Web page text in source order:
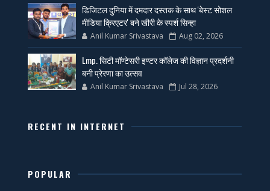
डिजिटल दुनिया में दमदार दस्तक के साथ 'बेस्ट सोशल
मीडिया क्रिएटर' बने खीरी के स्पर्श सिन्हा
Anil Kumar Srivastava Aug 02, 2026
Lmp. सिटी मॉण्टेसरी इण्टर कॉलेज की विज्ञान प्रदर्शनी
बनी प्रेरणा का उत्सव
Anil Kumar Srivastava Jul 28, 2026
RECENT IN INTERNET
POPULAR